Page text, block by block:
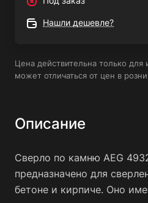
значительной глубине. Оно
покрытие, которое защищает
Нашли дешевле?
Цена действительна только для
может отличаться от цен в
Описание
Сверло по камню AEG
предназначено для
бетоне и кирпиче. Оно